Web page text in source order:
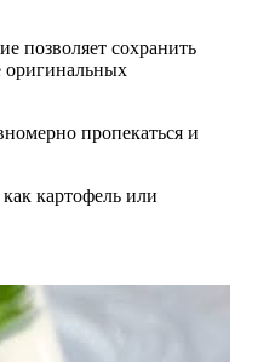
позволяет сохранить
оригинальных
пропекаться и
картофель или